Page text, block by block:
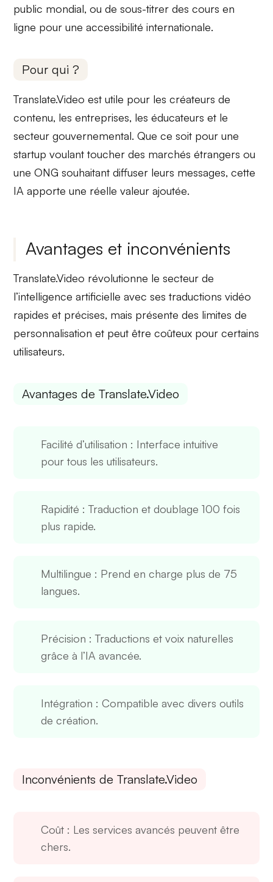
public mondial, ou de sous-titrer des cours en
ligne pour uneaccessibilité internationale.
Pour qui ?
Translate.Video estutile pour les créateurs de
contenu, lesentreprises, les éducateurs et le
secteur gouvernemental. Que ce soit pour une
startup voulant toucher des marchés étrangers ou
une ONG souhaitantdiffuser leurs messages, cette
IA apporte une réellevaleur ajoutée.
Avantages et inconvénients
Translate.Video révolutionne le secteur de
l’intelligence artificielle avec sestraductions vidéo
rapides et précises, mais présente des limites de
personnalisation et peut êtrecoûteux pour certains
utilisateurs.
Avantages de Translate.Video
Facilité d’utilisation : Interface intuitive
pour tous les utilisateurs.
Rapidité : Traduction et doublage 100 fois
plus rapide.
Multilingue : Prend en charge plus de 75
langues.
Précision : Traductions et voix naturelles
grâce à l’IA avancée.
Intégration : Compatible avec divers outils
de création.
Inconvénients de Translate.Video
Coût : Les services avancés peuvent être
chers.